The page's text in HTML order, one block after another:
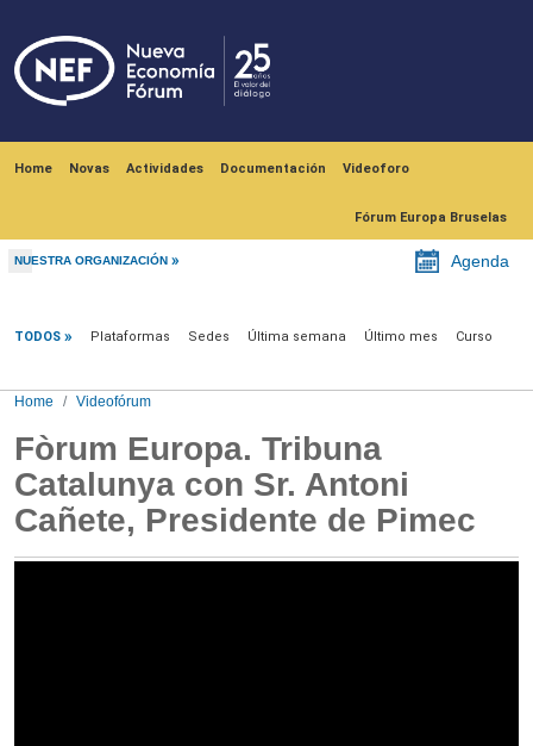
Home Novas Actividades Documentación Videoforo
Fórum Europa Bruselas
NUESTRA ORGANIZACIÓN Agenda
TODOS Plataformas Sedes Última semana Último mes Curso
Home Videofórum
Fòrum Europa. Tribuna
Catalunya con Sr. Antoni
Cañete, Presidente de Pimec